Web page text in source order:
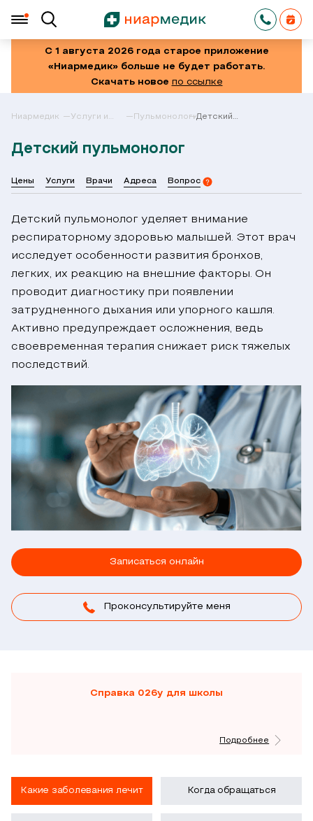
С 1 августа 2026 года старое приложение
«Ниармедик» больше не будет работать.
Скачать новое по ссылке
Ниармедик
Услуги и
ПульмонологияДетский
Детский пульмонолог
Цены Услуги Врачи Адреса Вопрос
Детский пульмонолог уделяет внимание
респираторному здоровью малышей. Этот врач
исследует особенности развития бронхов,
легких, их реакцию на внешние факторы. Он
проводит диагностику при появлении
затрудненного дыхания или упорного кашля.
Активно предупреждает осложнения, ведь
своевременная терапия снижает риск тяжелых
последствий.
Записаться онлайн
Проконсультируйте меня
Справка 026у для школы
Подробнее
Какие заболевания лечит Когда обращаться